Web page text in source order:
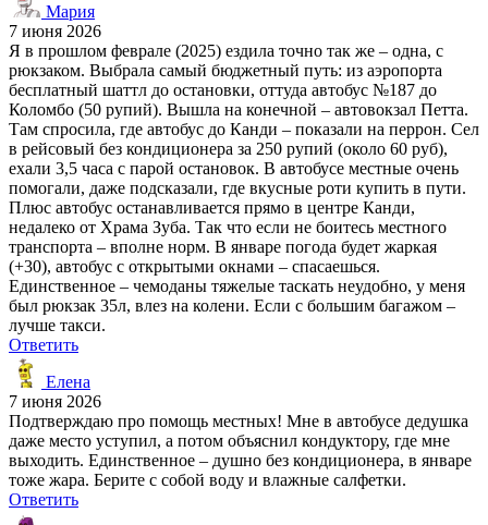
Мария
7 июня 2026
Я в прошлом феврале (2025) ездила точно так же – одна, с
рюкзаком. Выбрала самый бюджетный путь: из аэропорта
бесплатный шаттл до остановки, оттуда автобус №187 до
Коломбо (50 рупий). Вышла на конечной – автовокзал Петта.
Там спросила, где автобус до Канди – показали на перрон. Сел
в рейсовый без кондиционера за 250 рупий (около 60 руб),
ехали 3,5 часа с парой остановок. В автобусе местные очень
помогали, даже подсказали, где вкусные роти купить в пути.
Плюс автобус останавливается прямо в центре Канди,
недалеко от Храма Зуба. Так что если не боитесь местного
транспорта – вполне норм. В январе погода будет жаркая
(+30), автобус с открытыми окнами – спасаешься.
Единственное – чемоданы тяжелые таскать неудобно, у меня
был рюкзак 35л, влез на колени. Если с большим багажом –
лучше такси.
Ответить
Елена
7 июня 2026
Подтверждаю про помощь местных! Мне в автобусе дедушка
даже место уступил, а потом объяснил кондуктору, где мне
выходить. Единственное – душно без кондиционера, в январе
тоже жара. Берите с собой воду и влажные салфетки.
Ответить